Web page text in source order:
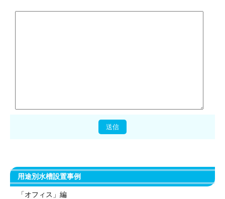
用途別水槽設置事例
「オフィス」編